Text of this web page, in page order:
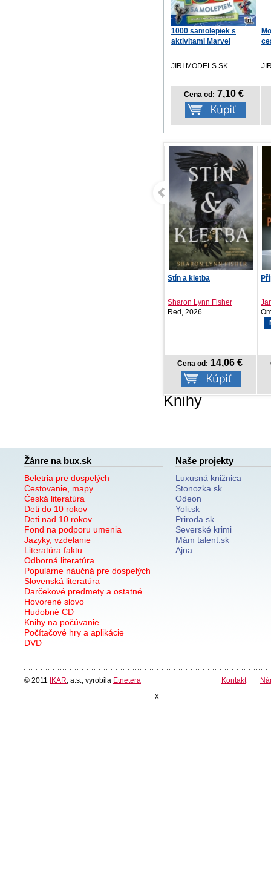
1000 samolepiek s
aktivitami Marvel
JIRI MODELS SK
Cena od: 7,10 €
Případ Cassandra
Jan-Erik Fjell
Omega, 2026
Cena od: 17,59 €
Knihy
Žánre na bux.sk
Beletria pre dospelých
Cestovanie, mapy
Česká literatúra
Deti do 10 rokov
Deti nad 10 rokov
Fond na podporu umenia
Jazyky, vzdelanie
Literatúra faktu
Odborná literatúra
Populárne náučná pre dospelých
Slovenská literatúra
Darčekové predmety a ostatné
Hovorené slovo
Hudobné CD
Knihy na počúvanie
Počítačové hry a aplikácie
DVD
Naše projekty
Luxusná knižnica
Stonozka.sk
Odeon
Yoli.sk
Priroda.sk
Severské krimi
Mám talent.sk
Ajna
© 2011 IKAR , a.s., vyrobila Etnetera Kontakt
x